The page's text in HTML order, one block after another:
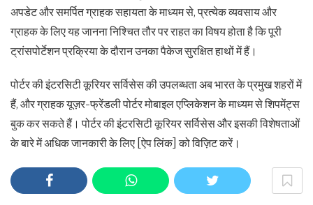
अपडेट और समर्पित ग्राहक सहायता के माध्यम से, प्रत्येक व्यवसाय और
ग्राहक के लिए यह जानना निश्चित तौर पर राहत का विषय होता है कि पूरी
ट्रांसपोर्टेशन प्रक्रिया के दौरान उनका पैकेज सुरक्षित हाथों में हैं।
पोर्टर की इंटरसिटी कूरियर सर्विसेस की उपलब्धता अब भारत के प्रमुख शहरों में
हैं, और ग्राहक यूज़र-फ्रेंडली पोर्टर मोबाइल एप्लिकेशन के माध्यम से शिपमेंट्स
बुक कर सकते हैं। पोर्टर की इंटरसिटी कूरियर सर्विसेस और इसकी विशेषताओं
के बारे में अधिक जानकारी के लिए [ऐप लिंक] को विज़िट करें।